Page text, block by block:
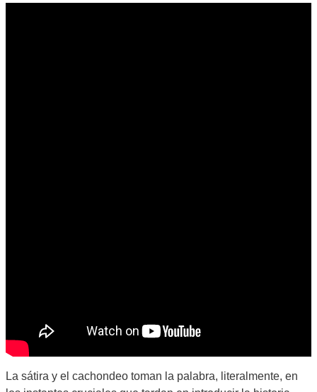
La sátira y el cachondeo toman la palabra, literalmente, en